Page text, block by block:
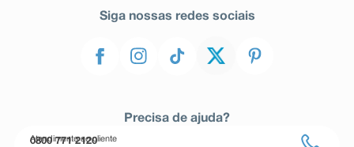
Siga nossas redes sociais
Precisa de ajuda?
Atendimento ao cliente
0800 771 2120